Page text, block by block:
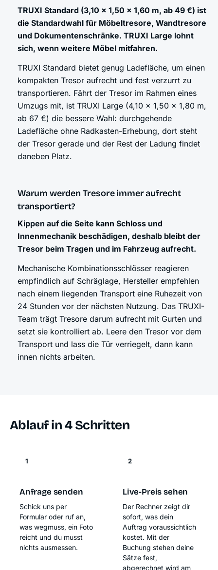
TRUXI Standard (3,10 × 1,50 × 1,60 m, ab 49 €) ist
die Standardwahl für Möbeltresore, Wandtresore
und Dokumentenschränke. TRUXI Large lohnt
sich, wenn weitere Möbel mitfahren.
TRUXI Standard bietet genug Ladefläche, um einen
kompakten Tresor aufrecht und fest verzurrt zu
transportieren. Fährt der Tresor im Rahmen eines
Umzugs mit, ist TRUXI Large (4,10 × 1,50 × 1,80 m,
ab 67 €) die bessere Wahl: durchgehende
Ladefläche ohne Radkasten-Erhebung, dort steht
der Tresor gerade und der Rest der Ladung findet
daneben Platz.
Warum werden Tresore immer aufrecht
transportiert?
Kippen auf die Seite kann Schloss und
Innenmechanik beschädigen, deshalb bleibt der
Tresor beim Tragen und im Fahrzeug aufrecht.
Mechanische Kombinationsschlösser reagieren
empfindlich auf Schräglage, Hersteller empfehlen
nach einem liegenden Transport eine Ruhezeit von
24 Stunden vor der nächsten Nutzung. Das TRUXI-
Team trägt Tresore darum aufrecht mit Gurten und
setzt sie kontrolliert ab. Leere den Tresor vor dem
Transport und lass die Tür verriegelt, dann kann
innen nichts arbeiten.
Ablauf in 4 Schritten
1
Anfrage senden
Schick uns per
Formular oder ruf an,
was wegmuss, ein Foto
reicht und du musst
nichts ausmessen.
2
Live-Preis sehen
Der Rechner zeigt dir
sofort, was dein
Auftrag voraussichtlich
kostet. Mit der
Buchung stehen deine
Sätze fest,
abgerechnet wird am